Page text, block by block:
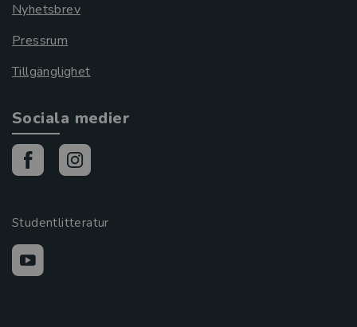
Nyhetsbrev
Pressrum
Tillgänglighet
Sociala medier
Studentlitteratur